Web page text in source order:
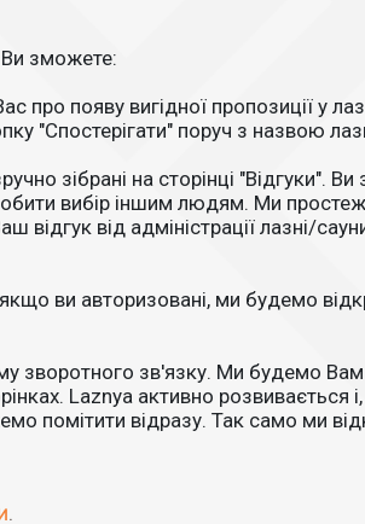
Ви зможете:
появу вигідної пропозиції у
"Спостерігати" поруч з назвою
зібрані на сторінці "Відгуки".
вибір іншим людям. Ми
відгук від адміністрації лазні/
ви авторизовані, ми будемо
зворотного зв'язку. Ми будемо Вам
Laznya активно розвивається
помітити відразу. Так само ми
.